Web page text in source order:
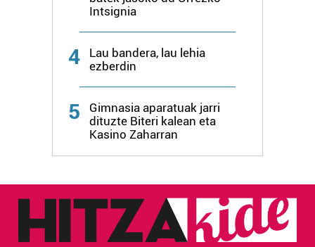
Intsignia
4
Lau bandera, lau lehia
ezberdin
5
Gimnasia aparatuak jarri
dituzte Biteri kalean eta
Kasino Zaharran